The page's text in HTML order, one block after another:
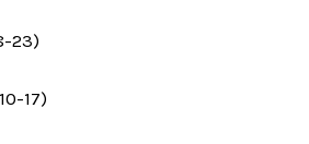
23)
17)